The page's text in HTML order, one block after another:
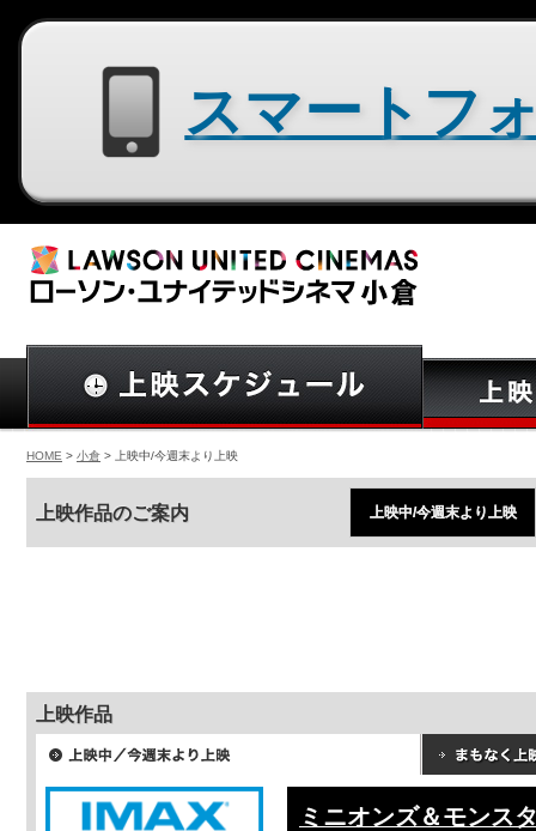
HOME > 小倉 > 上映中/今週末より上映
上映作品のご案内 上映中/今週末より上映
上映作品
ミニオンズ＆モンス